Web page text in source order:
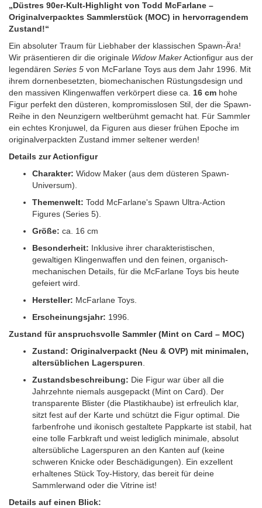
„Düstres 90er-Kult-Highlight von Todd McFarlane –
Originalverpacktes Sammlerstück (MOC) in hervorragendem
Zustand!“
Ein absoluter Traum für Liebhaber der klassischen Spawn-Ära!
Wir präsentieren dir die originale Widow MakerActionfigur aus der
legendären Series 5 von McFarlane Toys aus dem Jahr 1996. Mit
ihrem dornenbesetzten, biomechanischen Rüstungsdesign und
den massiven Klingenwaffen verkörpert diese ca. 16 cm hohe
Figur perfekt den düsteren, kompromisslosen Stil, der die Spawn-
Reihe in den Neunzigern weltberühmt gemacht hat. Für Sammler
ein echtes Kronjuwel, da Figuren aus dieser frühen Epoche im
originalverpackten Zustand immer seltener werden!
Details zur Actionfigur
Charakter: Widow Maker (aus dem düsteren Spawn-
Universum).
Themenwelt: Todd McFarlane's Spawn Ultra-Action
Figures (Series 5).
Größe: ca. 16 cm
Besonderheit: Inklusive ihrer charakteristischen,
gewaltigen Klingenwaffen und den feinen, organisch-
mechanischen Details, für die McFarlane Toys bis heute
gefeiert wird.
Hersteller: McFarlane Toys.
Erscheinungsjahr: 1996.
Zustand für anspruchsvolle Sammler (Mint on Card – MOC)
Zustand: Originalverpackt (Neu & OVP) mit minimalen,
altersüblichen Lagerspuren
Zustandsbeschreibung: Die Figur war über all die
Jahrzehnte niemals ausgepackt (Mint on Card). Der
transparente Blister (die Plastikhaube) ist erfreulich klar,
sitzt fest auf der Karte und schützt die Figur optimal. Die
farbenfrohe und ikonisch gestaltete Pappkarte ist stabil, hat
eine tolle Farbkraft und weist lediglich minimale, absolut
altersübliche Lagerspuren an den Kanten auf (keine
schweren Knicke oder Beschädigungen). Ein exzellent
erhaltenes Stück Toy-History, das bereit für deine
Sammlerwand oder die Vitrine ist!
Details auf einen Blick: